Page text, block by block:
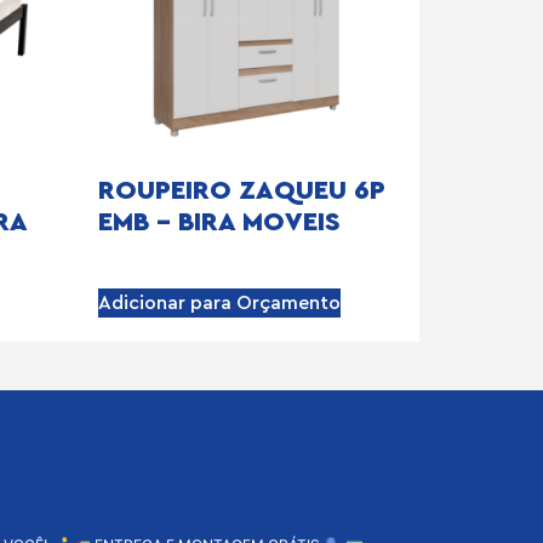
ROUPEIRO ZAQUEU 6P
EMB – BIRA MOVEIS
Adicionar para Orçamento